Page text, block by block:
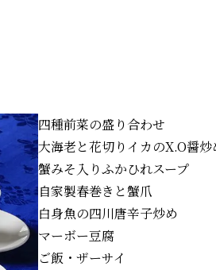
四種前菜の盛り合わせ
大海老と花切りイカのX.O醤炒
蟹みそ入りふかひれスープ
自家製春巻きと蟹爪
白身魚の四川唐辛子炒め
マーボー豆腐
ご飯・ザーサイ